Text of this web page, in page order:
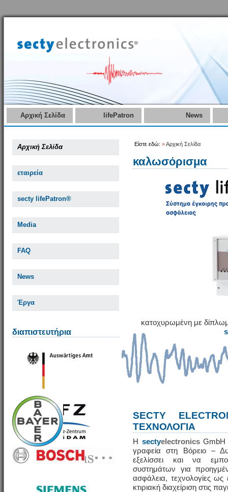
Αρχική Σελίδα lifePatron News
Αρχική Σελίδα
εταιρεία
secty lifePatron®
Media
FAQ
News
Έργα
διαπιστευτήρια
Είστε εδώ: »Αρχική Σελίδα
καλωσόρισμα
κατοχυρωμένη με
SECTY
ΤΕΧΝΟΛΟΓΙΑ
Η sectyelectronicsGmbH
γραφεία στη Βόρειο –
εξελίσσει και να
συστημάτων για
ασφάλεια, τεχνολογίες
κτιριακή διαχείριση στις